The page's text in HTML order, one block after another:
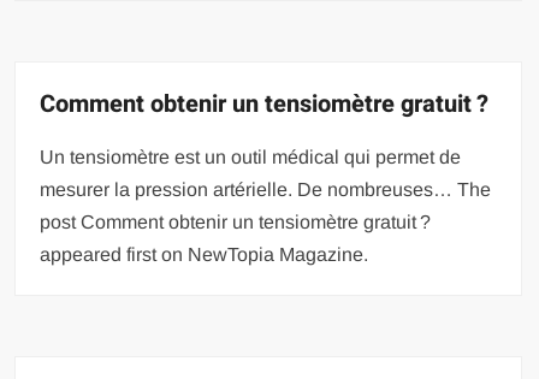
Comment obtenir un tensiomètre gratuit ?
Un tensiomètre est un outil médical qui permet de
mesurer la pression artérielle. De nombreuses… The
post Comment obtenir un tensiomètre gratuit ?
appeared first on NewTopia Magazine.